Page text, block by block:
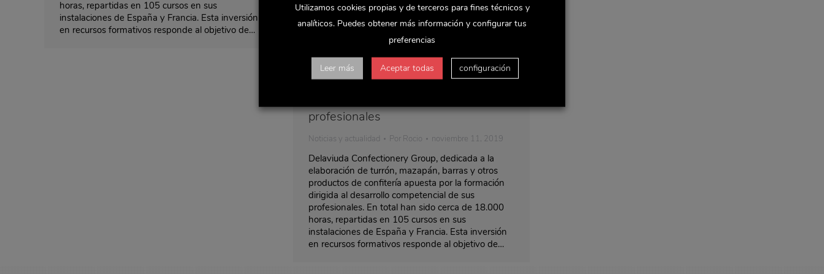
horas, repartidas en 105 cursos en sus
instalaciones de España y Francia. Esta inversión
en recursos formativos responde al objetivo de…
Delaviuda CG ha aumentado un 37%
profesionales
Noticias y actualidad Por Rocio noviembre 11, 2019
Delaviuda Confectionery Group, dedicada a la
elaboración de turrón, mazapán, barras y otros
productos de confitería apuesta por la formación
dirigida al desarrollo competencial de sus
profesionales. En total han sido cerca de 18.000
horas, repartidas en 105 cursos en sus
instalaciones de España y Francia. Esta inversión
en recursos formativos responde al objetivo de…
Utilizamos cookies propias y de terceros para fines técnicos y
analíticos. Puedes obtener más información y configurar tus
preferencias
Leer más Aceptar todas configuración